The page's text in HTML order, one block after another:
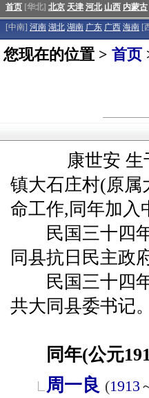
首页 [华北] 北京 天津 河北 山西 内蒙古
[中南] 河南 湖北 湖南 广东 广西 海南 [
您现在的位置 > 首页
康世安 生于
镇大石庄村(原属
命工作,同年加入
民国三十四年
同县抗日民主政
民国三十四年
共大同县委书记。
同年(公元
周一良 (1913